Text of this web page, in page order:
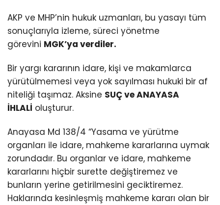
AKP ve MHP’nin hukuk uzmanları, bu yasayı tüm
sonuçlarıyla izleme, süreci yönetme
görevini MGK’ya verdiler.
Bir yargı kararının idare, kişi ve makamlarca
yürütülmemesi veya yok sayılması hukuki bir af
niteliği taşımaz. Aksine SUÇ ve ANAYASA
İHLALİ oluşturur.
Anayasa Md 138/4 “Yasama ve yürütme
organları ile idare, mahkeme kararlarına uymak
zorundadır. Bu organlar ve idare, mahkeme
kararlarını hiçbir surette değiştiremez ve
bunların yerine getirilmesini geciktiremez.
Haklarında kesinleşmiş mahkeme kararı olan bir